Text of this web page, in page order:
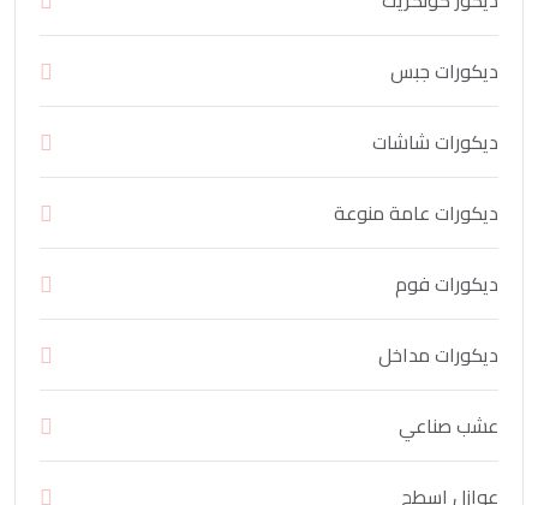
ديكورات جبس
ديكورات شاشات
ديكورات عامة منوعة
ديكورات فوم
ديكورات مداخل
عشب صناعي
عوازل اسطح